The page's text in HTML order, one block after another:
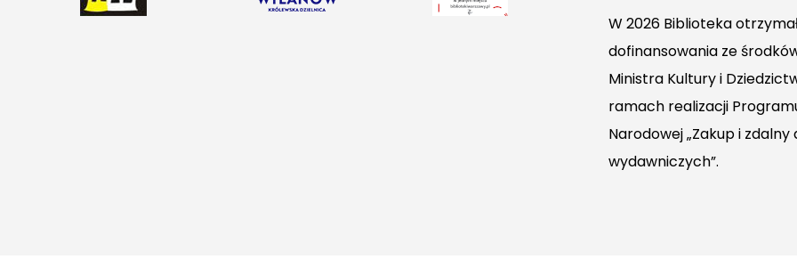
W 2026 Biblioteka
dofinansowania ze
Ministra Kultury i
ramach realizacji
Narodowej „Zakup i
wydawniczych”.